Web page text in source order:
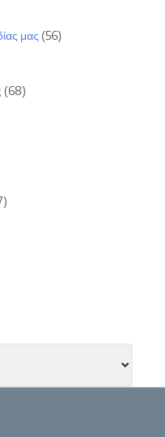
μας (56)
(68)